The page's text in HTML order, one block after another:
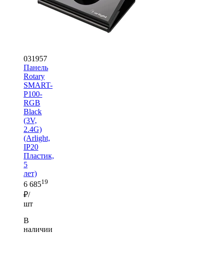
031957
Панель
Rotary
SMART-
P100-
RGB
Black
(3V,
2.4G)
(Arlight,
IP20
Пластик,
5
лет)
6 68519
₽/
шт
В
наличии